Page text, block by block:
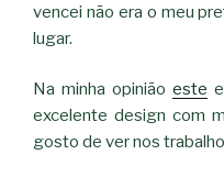
vencei não era o meu
lugar.
Na minha opiniãoeste
excelente design com
gosto de ver nos